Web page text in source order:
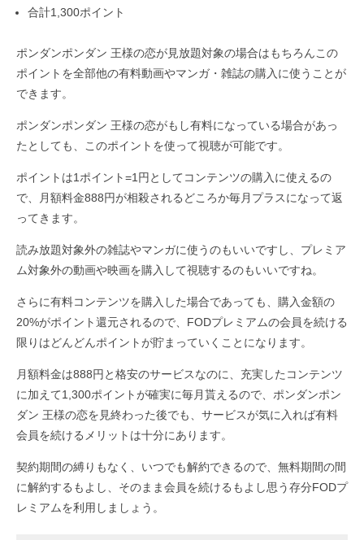
合計1,300ポイント
ポンダンポンダン 王様の恋が見放題対象の場合はもちろんこの
ポイントを全部他の有料動画やマンガ・雑誌の購入に使うことが
できます。
ポンダンポンダン 王様の恋がもし有料になっている場合があっ
たとしても、このポイントを使って視聴が可能です。
ポイントは1ポイント=1円としてコンテンツの購入に使えるの
で、月額料金888円が相殺されるどころか毎月プラスになって返
ってきます。
読み放題対象外の雑誌やマンガに使うのもいいですし、プレミア
ム対象外の動画や映画を購入して視聴するのもいいですね。
さらに有料コンテンツを購入した場合であっても、購入金額の
20%がポイント還元されるので、FODプレミアムの会員を続ける
限りはどんどんポイントが貯まっていくことになります。
月額料金は888円と格安のサービスなのに、充実したコンテンツ
に加えて1,300ポイントが確実に毎月貰えるので、ポンダンポン
ダン 王様の恋を見終わった後でも、サービスが気に入れば有料
会員を続けるメリットは十分にあります。
契約期間の縛りもなく、いつでも解約できるので、無料期間の間
に解約するもよし、そのまま会員を続けるもよし思う存分FODプ
レミアムを利用しましょう。